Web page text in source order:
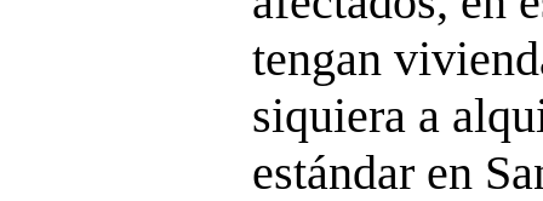
tengan
siquiera a
estándar en